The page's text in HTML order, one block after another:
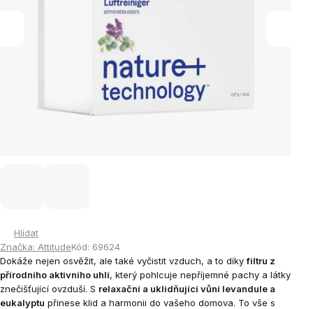
Hlídat
Značka: AttitudeKód: 69624
Dokáže nejen osvěžit, ale také vyčistit vzduch, a to díkyfiltru z
přírodního aktivního uhlí, který pohlcuje nepříjemné pachy a látky
znečišťující ovzduší. S relaxační a uklidňující vůní levandule a
eukalyptu přinese klid a harmonii do vašeho domova. To vše s